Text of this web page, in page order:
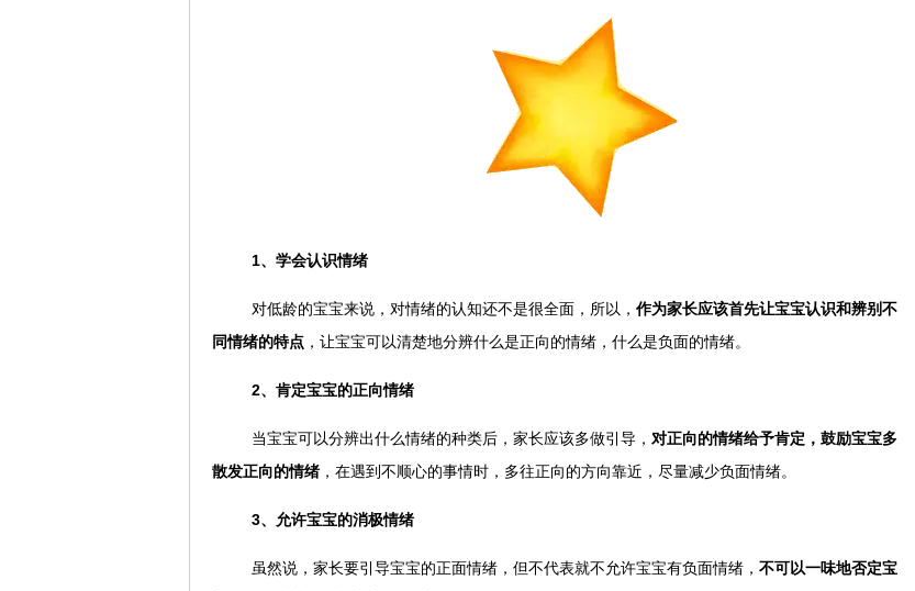
1、学会认识情绪
对低龄的宝宝来说，对情绪的认知还不是很全面，所以， 作为家长应该首先让宝宝认识和辨别不
同情绪的特点 ，让宝宝可以清楚地分辨什么是正向的情绪，什么是负面的情绪。
2、肯定宝宝的正向情绪
当宝宝可以分辨出什么情绪的种类后，家长应该多做引导， 对正向的情绪给予肯定，鼓励宝宝多
散发正向的情绪 ，在遇到不顺心的事情时，多往正向的方向靠近，尽量减少负面情绪。
3、允许宝宝的消极情绪
虽然说，家长要引导宝宝的正面情绪，但不代表就不允许宝宝有负面情绪， 不可以一味地否定宝